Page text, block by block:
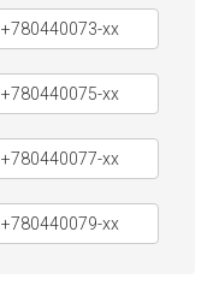
+780440073-xx
+780440075-xx
+780440077-xx
+780440079-xx